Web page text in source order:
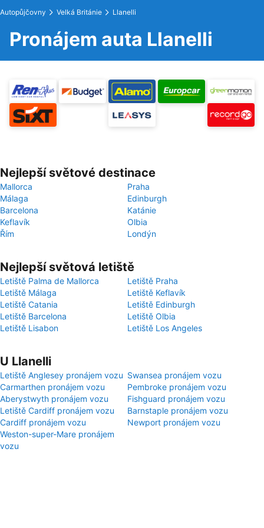
Autopůjčovny Velká Británie Llanelli
Pronájem auta Llanelli
Nejlepší světové destinace
Mallorca
Praha
Málaga
Edinburgh
Barcelona
Katánie
Keflavík
Olbia
Řím
Londýn
Nejlepší světová letiště
Letiště Palma de Mallorca
Letiště Praha
Letiště Málaga
Letiště Keflavík
Letiště Catania
Letiště Edinburgh
Letiště Barcelona
Letiště Olbia
Letiště Lisabon
Letiště Los Angeles
U Llanelli
Letiště Anglesey pronájem vozu Swansea pronájem vozu
Carmarthen pronájem vozu
Pembroke pronájem vozu
Aberystwyth pronájem vozu
Fishguard pronájem vozu
Letiště Cardiff pronájem vozu
Barnstaple pronájem vozu
Cardiff pronájem vozu
Newport pronájem vozu
Weston-super-Mare pronájem
vozu